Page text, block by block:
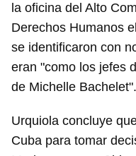
la oficina del Alto
Derechos Humanos
se identificaron con
eran "como los jefes
de Michelle Bachelet".
Urquiola concluye
Cuba para tomar